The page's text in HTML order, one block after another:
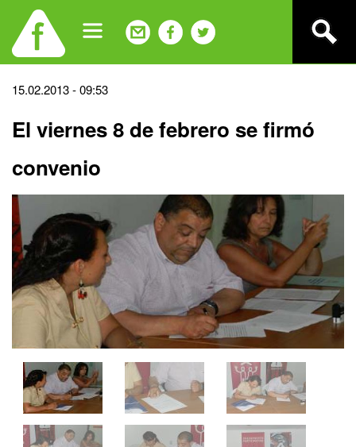
navigation
Back
top
15.02.2013 - 09:53
El viernes 8 de febrero se firmó
convenio